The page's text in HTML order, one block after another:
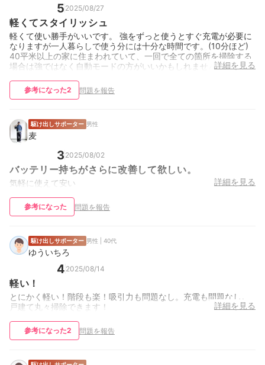
5 2025/08/27
軽くてスタイリッシュ
軽くて使い勝手がいいです。 強をずっと使うとすぐ充電が必要に
なりますが一人暮らしで使う分には十分な時間です。(10分ほど)
40平米以上の家に住まわれていて、一回で全ての箇所を掃除する
場合は強ではなく自動モードの方がいいかもしれません。詳細を見る
参考になった2 問題を報告
駆け出しサポーター 男性
麦
3 2025/08/02
バッテリー持ちがさらに改善して欲しい。
気軽に使えて安い 詳細を見る
参考になった 問題を報告
駆け出しサポーター 男性 | 40代
ゆういちろ
4 2025/08/14
軽い！
とにかく軽い！階段も楽！吸引力も問題なし。充電も問題なし。
戸建て丸々掃除できます！
詳細を見る
参考になった2 問題を報告